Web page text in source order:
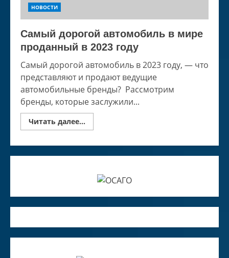
НОВОСТИ
Самый дорогой автомобиль в мире
проданный в 2023 году
Самый дорогой автомобиль в 2023 году, — что
представляют и продают ведущие
автомобильные бренды? Рассмотрим
бренды, которые заслужили...
Читать далее...
more
автомобиль
проданный
году